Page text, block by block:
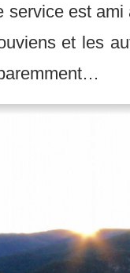
service est
et les